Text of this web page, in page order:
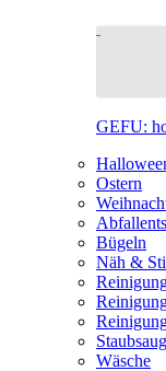
GEFU:
Ostern
Bügeln
Näh &
Wäsche